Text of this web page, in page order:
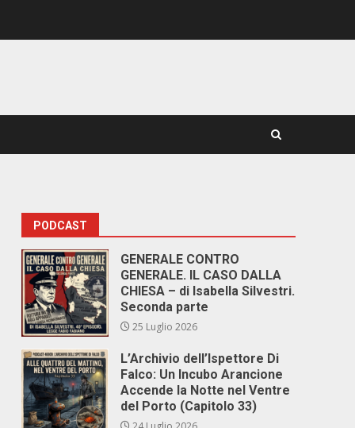
PODCAST
GENERALE CONTRO
GENERALE. IL CASO DALLA
CHIESA – di Isabella Silvestri.
Seconda parte
25 Luglio 2026
L’Archivio dell’Ispettore Di
Falco: Un Incubo Arancione
Accende la Notte nel Ventre
del Porto (Capitolo 33)